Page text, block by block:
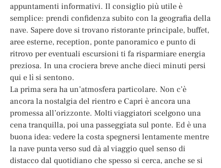
appuntamenti informativi. Il consiglio più utile è
semplice: prendi confidenza subito con la geografia della
nave. Sapere dove si trovano ristorante principale, buffet,
aree esterne, reception, ponte panoramico e punto di
ritrovo per eventuali escursioni ti fa risparmiare energia
preziosa. In una crociera breve anche dieci minuti persi
qui e lì si sentono.
La prima sera ha un’atmosfera particolare. Non c’è
ancora la nostalgia del rientro e Capri è ancora una
promessa all’orizzonte. Molti viaggiatori scelgono una
cena tranquilla, poi una passeggiata sul ponte. Ed è una
buona idea: vedere la costa spegnersi lentamente mentre
la nave punta verso sud dà al viaggio quel senso di
distacco dal quotidiano che spesso si cerca, anche se si